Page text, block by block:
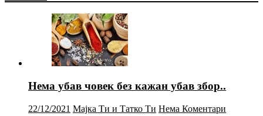
Нема убав човек без кажан убав збор..
22/12/2021 Мајка Ти и Татко Ти Нема Коментари